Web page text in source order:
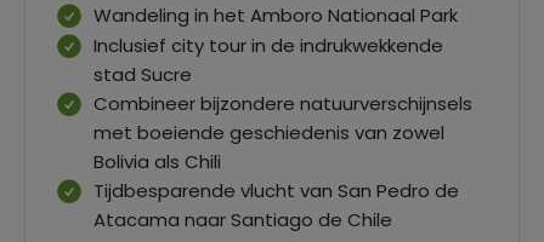
Wandeling in het Amboro Nationaal Park
Inclusief city tour in de indrukwekkende
stad Sucre
Combineer bijzondere natuurverschijnsels
met boeiende geschiedenis van zowel
Bolivia als Chili
Tijdbesparende vlucht van San Pedro de
Atacama naar Santiago de Chile